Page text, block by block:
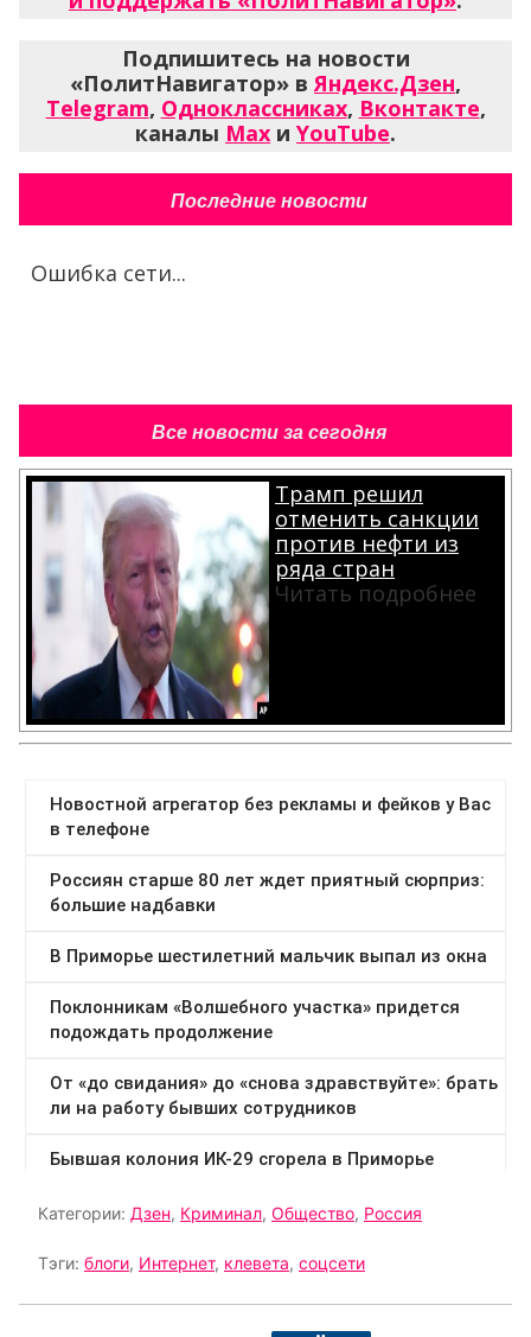
Подпишитесь на новости
«ПолитНавигатор» вЯндекс.Дзен,
Telegram, Одноклассниках, Вконтакте,
каналы Max и YouTube.
Последние новости
Ошибка сети...
Все новости за сегодня
Трамп решил
отменить санкции
против нефти из
ряда стран
Читать подробнее
Категории: Дзен, Криминал, Общество, Россия
Тэги: блоги, Интернет, клевета, соцсети